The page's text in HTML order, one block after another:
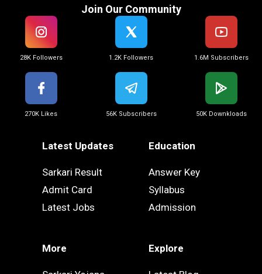
Join Our Community
28K Followers 1.2K Followers 1.6M Subscribers
270K Likes 56K Subscribers 50K Downkloads
Latest Updates
Sarkari Result
Admit Card
Latest Jobs
Education
Answer Key
Syllabus
Admission
More Explore